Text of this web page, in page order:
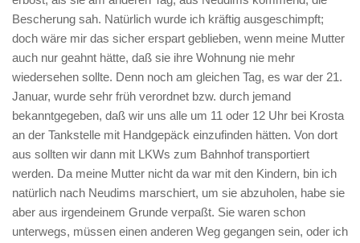
Bescherung sah. Natürlich wurde ich kräftig ausgeschimpft;
doch wäre mir das sicher erspart geblieben, wenn meine Mutter
auch nur geahnt hätte, daß sie ihre Wohnung nie mehr
wiedersehen sollte. Denn noch am gleichen Tag, es war der 21.
Januar, wurde sehr früh verordnet bzw. durch jemand
bekanntgegeben, daß wir uns alle um 11 oder 12 Uhr bei Krosta
an der Tankstelle mit Handgepäck einzufinden hätten. Von dort
aus sollten wir dann mit LKWs zum Bahnhof transportiert
werden. Da meine Mutter nicht da war mit den Kindern, bin ich
natürlich nach Neudims marschiert, um sie abzuholen, habe sie
aber aus irgendeinem Grunde verpaßt. Sie waren schon
unterwegs, müssen einen anderen Weg gegangen sein, oder ich